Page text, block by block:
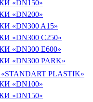
«DN150»
«DN200»
«DN300 A15»
«DN300 C250»
«DN300 E600»
«DN300 PARK»
PLASTIK»
«DN100»
«DN150»